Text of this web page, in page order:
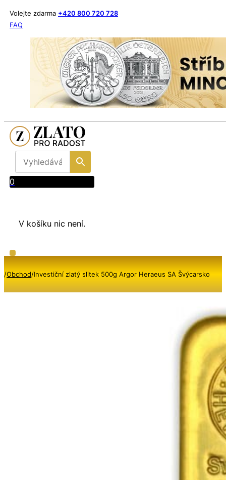
Volejte zdarma +420 800 720 728
FAQ
0
V košíku nic není.
/Obchod/Investiční zlatý slitek 500g Argor Heraeus SA Švýcarsko